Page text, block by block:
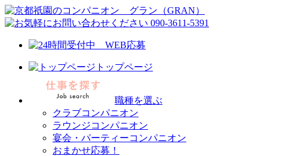
トップページ
職種を選ぶ
クラブコンパニオン
ラウンジコンパニオン
宴会・パーティーコンパニオン
おまかせ応募！